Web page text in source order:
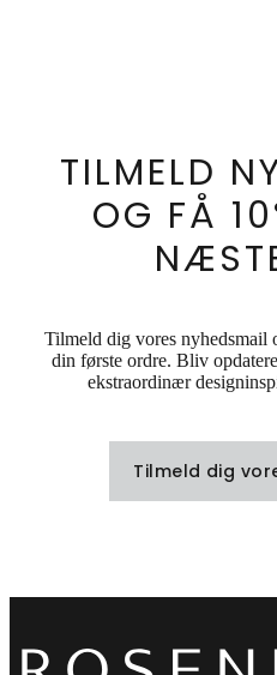
TILMELD
OG FÅ
Tilmeld dig vores nyhedsmail
din første ordre. Bliv
ekstraordinær
Tilmeld dig